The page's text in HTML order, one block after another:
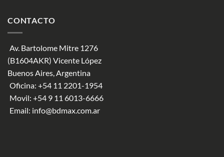
CONTACTO
Av. Bartolome Mitre 1276
(B1604AKR) Vicente López
Buenos Aires, Argentina
Oficina: +54 11 2201-1954
Movil: +54 9 11 6013-6666
Email: info@bdmax.com.ar